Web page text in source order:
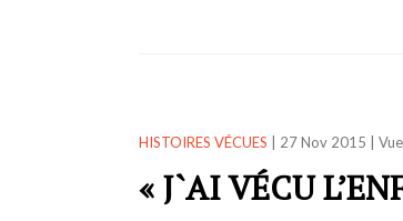
HISTOIRES VÉCUES 27 Nov 2015
« J`AI VÉCU